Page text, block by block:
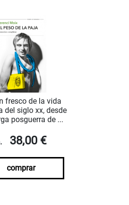
fresco de la vida
del siglo xx, desde
posguerra de ...
38,00 €
comprar